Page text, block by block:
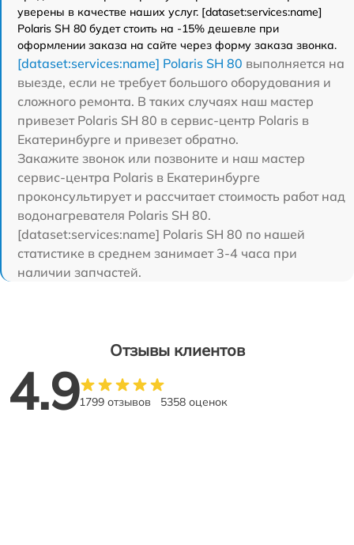
уверены в качестве наших услуг. [dataset:services:name]
Polaris SH 80 будет стоить на -15% дешевле при
оформлении заказа на сайте через форму заказа звонка.
[dataset:services:name] Polaris SH 80 выполняется на
выезде, если не требует большого оборудования и
сложного ремонта. В таких случаях наш мастер
привезет Polaris SH 80 в сервис-центр Polaris в
Екатеринбурге и привезет обратно.
Закажите звонок или позвоните и наш мастер
сервис-центра Polaris в Екатеринбурге
проконсультирует и рассчитает стоимость работ над
водонагревателя Polaris SH 80.
[dataset:services:name] Polaris SH 80 по нашей
статистике в среднем занимает 3-4 часа при
наличии запчастей.
Отзывы клиентов
4.91799 отзывов 5358 оценок